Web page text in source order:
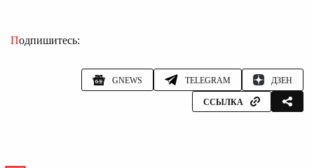
Подпишитесь:
GNEWS TELEGRAM ДЗЕН
ССЫЛКА